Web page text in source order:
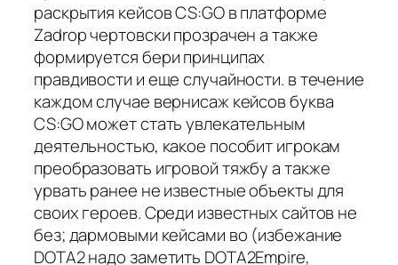
раскрытия кейсов CS:GO в платформе
Zadrop чертовски прозрачен а также
формируется бери принципах
правдивости и еще случайности. в течение
каждом случае вернисаж кейсов буква
CS:GO может стать увлекательным
деятельностью, какое пособит игрокам
преобразовать игровой тяжбу а также
урвать ранее не известные объекты для
своих героев. Среди известных сайтов не
без; дармовыми кейсами во (избежание
DOTA2 надо заметить DOTA2Empire,